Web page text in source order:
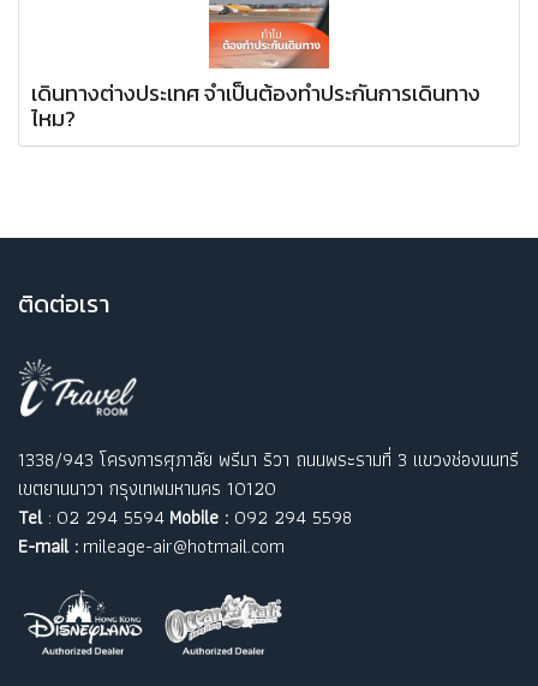
เดินทางต่างประเทศ จำเป็นต้องทำประกันการเดินทาง
ไหม?
ติดต่อเรา
1338/943 โครงการศุภาลัย พรีมา ริวา ถนนพระรามที่ 3 แขวงช่องนนทรี
เขตยานนาวา กรุงเทพมหานคร 10120
Tel: 02 294 5594 Mobile : 092 294 5598
E-mail : mileage-air@hotmail.com